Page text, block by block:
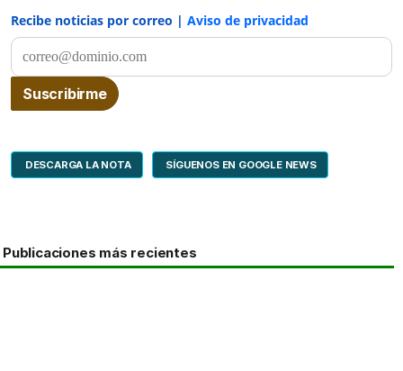
Recibe noticias por correo | Aviso de privacidad
DESCARGA LA NOTA SÍGUENOS EN GOOGLE NEWS
Publicaciones más recientes